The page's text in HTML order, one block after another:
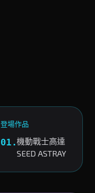
登場作品
01.機動戰士高達
SEED ASTRAY